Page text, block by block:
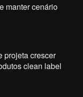
manter cenário
projeta crescer
clean label